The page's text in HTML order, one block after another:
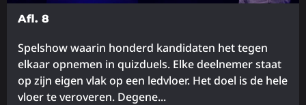
Afl. 8
Spelshow waarin honderd kandidaten het tegen
elkaar opnemen in quizduels. Elke deelnemer staat
op zijn eigen vlak op een ledvloer. Het doel is de hele
vloer te veroveren. Degene...